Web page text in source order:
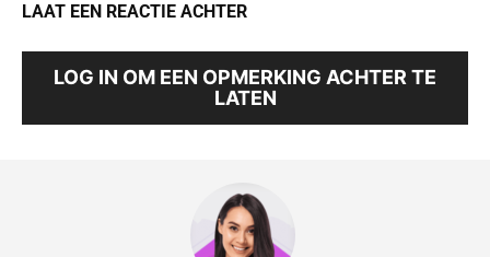
LAAT EEN REACTIE ACHTER
LOG IN OM EEN OPMERKING ACHTER TE
LATEN